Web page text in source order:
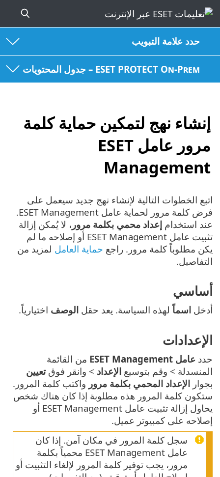
حدد علامة التبويب
ESET PROTECT On-Prem – جدول المحتويات
إنشاء نهج لتمكين حماية كلمة
مرور عامل ESET
Management
اتبع الخطوات التالية لإنشاء نهج جديد سيعمل على
فرض كلمة مرور لحماية عامل ESET Management.
عند استخدام إعداد محمي بكلمة مرور ، لا يُمكن إزالة
تثبيت عامل ESET Management أو إصلاحه ما لم
يكن مطلوباً كلمة مرور. راجع حماية العامل لمزيد من
التفاصيل.
أساسي
أدخل اسماً لهذه السياسة. يعد حقل الوصف اختيارياً.
الإعدادات
حدد عامل ESET Management
من القائمة
المنسدلة > وقم بتوسيع الإعداد > وانقر فوقتعيين
بجوار الإعداد المحمي بكلمة مرور واكتب كلمة المرور.
ستكون كلمة المرور هذه مطلوبة إذا كان هناك شخص
يحاول إزالة تثبيت عامل ESET Management أو
إصلاحه على كمبيوتر عميل.
سجل كلمة المرور في مكان آمن. إذا كان
عامل ESET Management محمياً بكلمة
مرور، يجب توفير كلمة المرور لإلغاء التثبيت أو